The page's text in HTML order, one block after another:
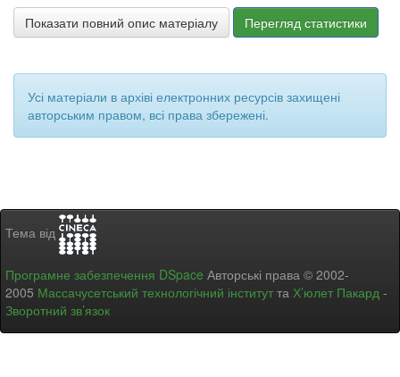
Показати повний опис матеріалу Перегляд статистики
Усі матеріали в архіві електронних ресурсів захищені
авторським правом, всі права збережені.
Тема від
Програмне забезпечення DSpace Авторські права © 2002-
2005 Массачусетський технологічний інститут та Х’юлет Пакард -
Зворотний зв’язок